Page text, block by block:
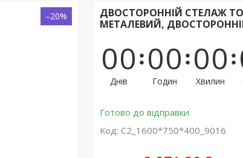
–20%
ДВОСТОРОННІЙ СТЕЛАЖ
МЕТАЛЕВИЙ,
00
Днів
00
Годин
00
Хвилин
Готово до відправки
Код: С2_1600*750*400_9016